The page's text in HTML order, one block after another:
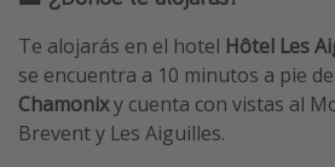
Te alojarás en el hotel Hôtel Les
se encuentra a 10 minutos a pie
Chamonixy cuenta con vistas al
Brevent y Les Aiguilles.